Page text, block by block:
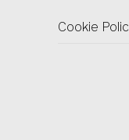
Cookie